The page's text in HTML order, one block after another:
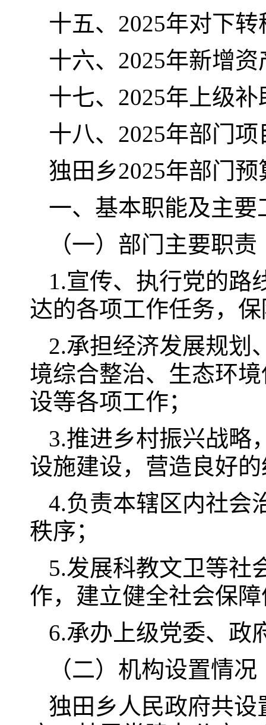
十五、2025年对下
十六、2025年新增
十七、2025年上级
十八、2025年部门
独田乡2025年部门
一、基本职能及主要
（一）部门主要职责
1.宣传、执行党的路
达的各项工作任务，
2.承担经济发展规划
境综合整治、生态环
设等各项工作；
3.推进乡村振兴战略
设施建设，营造良好
4.负责本辖区内社会
秩序；
5.发展科教文卫等社
作，建立健全社会保
6.承办上级党委、政
（二）机构设置情况
独田乡人民政府共